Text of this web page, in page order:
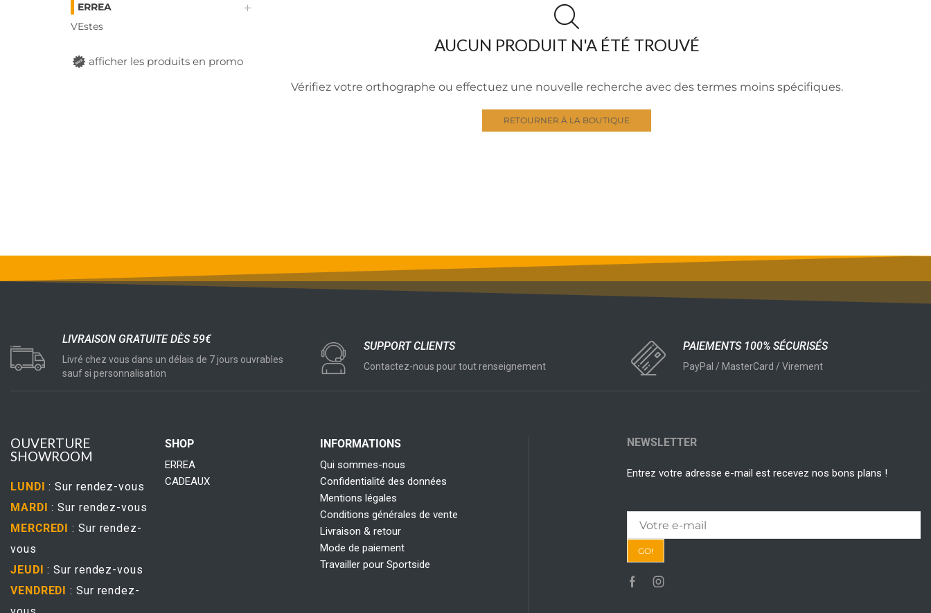
AUCUN PRODUIT N'A ÉTÉ TROUVÉ
Vérifiez votre orthographe ou effectuez une nouvelle recherche avec des termes moins spécifiques.
RETOURNER À LA BOUTIQUE
ERREA
VEstes
afficher les produits en promo
LIVRAISON GRATUITE DÈS 59€
Livré chez vous dans un délais de 7 jours ouvrables
sauf si personnalisation
SUPPORT CLIENTS
Contactez-nous pour tout renseignement
PAIEMENTS 100% SÉCURISÉS
PayPal / MasterCard / Virement
OUVERTURE
SHOWROOM
LUNDI : Sur rendez-vous
MARDI: Sur rendez-vous
MERCREDI : Sur rendez-
vous
JEUDI : Sur rendez-vous
VENDREDI : Sur rendez-
SHOP
ERREA
CADEAUX
INFORMATIONS
Qui sommes-nous
Confidentialité des données
Mentions légales
Conditions générales de vente
Livraison & retour
Mode de paiement
Travailler pour Sportside
NEWSLETTER
Entrez votre adresse e-mail est recevez nos bons plans !